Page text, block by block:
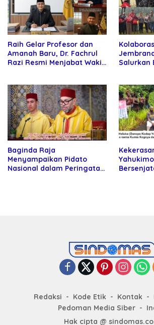
Raih Gelar Profesor dan
Amanah Baru, Dr. Fachrul
Razi Resmi Menjabat Wakil
Salurkan
Baginda Raja
Menyampaikan Pidato
Nasional dalam Peringatan
Redaksi Kode Etik Kontak
Pedoman Media Siber
Hak cipta @